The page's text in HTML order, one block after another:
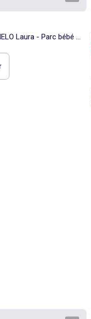
Laura - Parc bébé -
Roulettes - 0-36 mois